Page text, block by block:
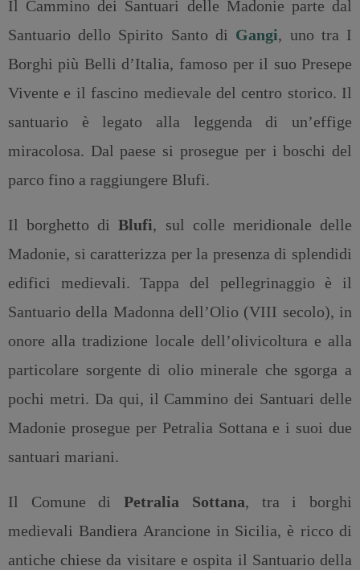
Il Cammino dei Santuari delle Madonie parte dal
Santuario dello Spirito Santo di Gangi, uno tra I
Borghi più Belli d’Italia, famoso per il suo Presepe
Vivente e il fascino medievale del centro storico. Il
santuario è legato alla leggenda di un’effige
miracolosa. Dal paese si prosegue per i boschi del
parco fino a raggiungere Blufi.
Il borghetto diBlufi, sul colle meridionale delle
Madonie, si caratterizza per la presenza di splendidi
edifici medievali. Tappa del pellegrinaggio è il
Santuario della Madonna dell’Olio (VIII secolo), in
onore alla tradizione locale dell’olivicoltura e alla
particolare sorgente di olio minerale che sgorga a
pochi metri. Da qui, il Cammino dei Santuari delle
Madonie prosegue per Petralia Sottana e i suoi due
santuari mariani.
Il Comune diPetralia Sottana, tra i borghi
medievali Bandiera Arancione in Sicilia, è ricco di
antiche chiese da visitare e ospita il Santuario della